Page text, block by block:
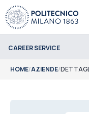
CAREER SERVICE
HOME/AZIENDE/